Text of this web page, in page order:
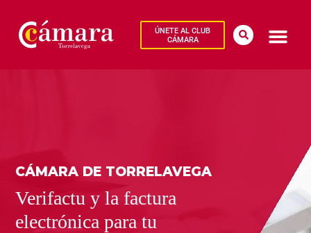
ÚNETE AL CLUB
CÁMARA
CÁMARA DE TORRELAVEGA
Verifactu y la factura
electrónica para tu